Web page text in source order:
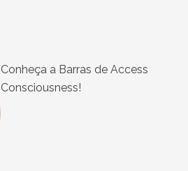
Conheça a Barras de Access
Consciousness!